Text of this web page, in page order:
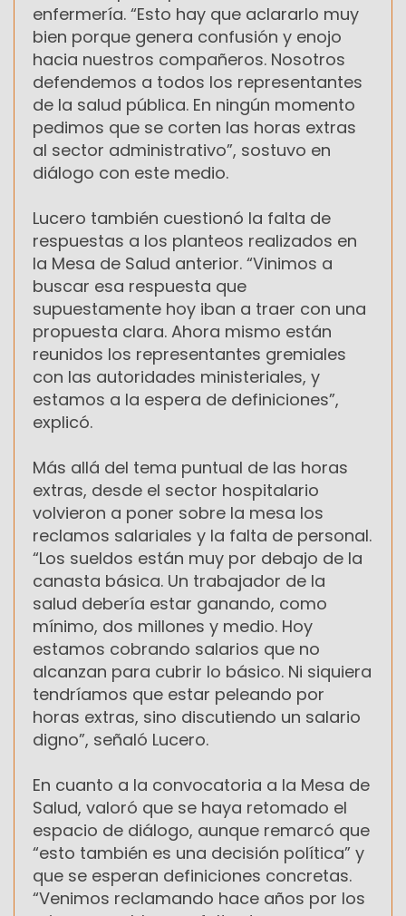
enfermería. “Esto hay que aclararlo muy
bien porque genera confusión y enojo
hacia nuestros compañeros. Nosotros
defendemos a todos los representantes
de la salud pública. En ningún momento
pedimos que se corten las horas extras
al sector administrativo”, sostuvo en
diálogo con este medio.
Lucero también cuestionó la falta de
respuestas a los planteos realizados en
la Mesa de Salud anterior. “Vinimos a
buscar esa respuesta que
supuestamente hoy iban a traer con una
propuesta clara. Ahora mismo están
reunidos los representantes gremiales
con las autoridades ministeriales, y
estamos a la espera de definiciones”,
explicó.
Más allá del tema puntual de las horas
extras, desde el sector hospitalario
volvieron a poner sobre la mesa los
reclamos salariales y la falta de personal.
“Los sueldos están muy por debajo de la
canasta básica. Un trabajador de la
salud debería estar ganando, como
mínimo, dos millones y medio. Hoy
estamos cobrando salarios que no
alcanzan para cubrir lo básico. Ni siquiera
tendríamos que estar peleando por
horas extras, sino discutiendo un salario
digno”, señaló Lucero.
En cuanto a la convocatoria a la Mesa de
Salud, valoró que se haya retomado el
espacio de diálogo, aunque remarcó que
“esto también es una decisión política” y
que se esperan definiciones concretas.
“Venimos reclamando hace años por los